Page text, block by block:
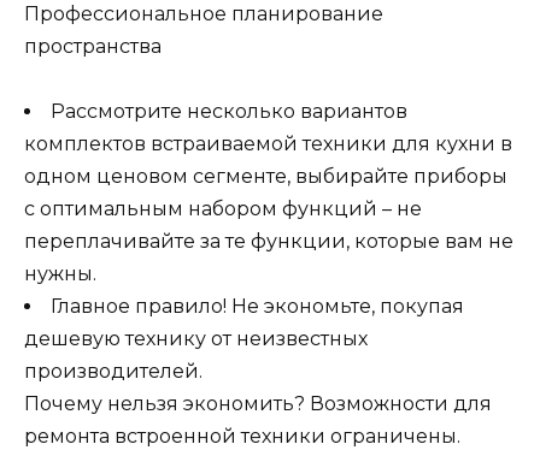
Профессиональное планирование
пространства
Рассмотрите несколько вариантов
комплектов встраиваемой техники для кухни в
одном ценовом сегменте, выбирайте приборы
с оптимальным набором функций – не
переплачивайте за те функции, которые вам не
нужны.
Главное правило! Не экономьте, покупая
дешевую технику от неизвестных
производителей.
Почему нельзя экономить? Возможности для
ремонта встроенной техники ограничены.